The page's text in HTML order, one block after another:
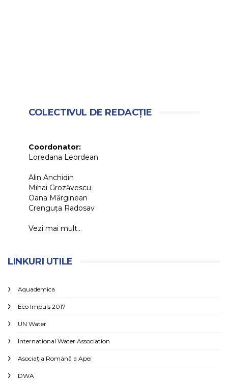
COLECTIVUL DE REDACȚIE
Coordonator:
Loredana Leordean
Alin Anchidin
Mihai Grozăvescu
Oana Mărginean
Crenguța Radosav
Vezi mai mult...
LINKURI UTILE
Aquademica
Eco Impuls 2017
UN Water
International Water Association
Asociaţia Română a Apei
DWA